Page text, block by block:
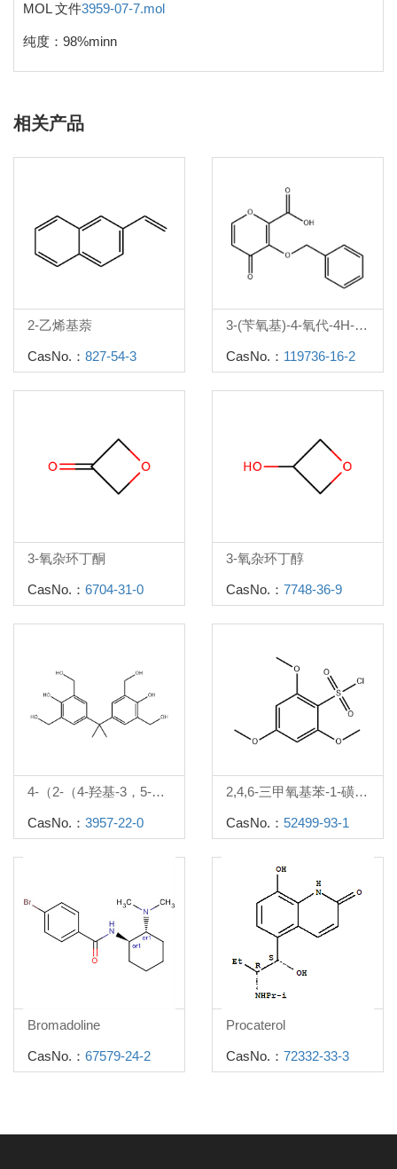
MOL 文件3959-07-7.mol
纯度：98%minn
相关产品
2-乙烯基萘
CasNo.： 827-54-3
3-(苄氧基)-4-氧代-4H-吡喃-2-羧酸
CasNo.： 119736-16-2
3-氧杂环丁酮
CasNo.： 6704-31-0
3-氧杂环丁醇
CasNo.： 7748-36-9
4-（2-（4-羟基-3，5-二（羟甲基）苯基）丙-2-基）-2，6-二（羟甲基）苯酚
CasNo.： 3957-22-0
2,4,6-三甲氧基苯-1-磺酰氯
CasNo.： 52499-93-1
Bromadoline
CasNo.： 67579-24-2
Procaterol
CasNo.： 72332-33-3